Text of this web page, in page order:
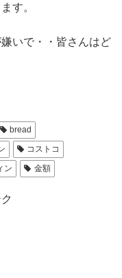
す。
いで・・皆さんはど
bread
コストコ
ン 金額